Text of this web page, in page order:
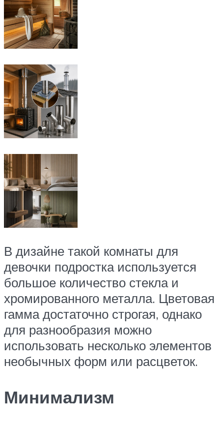
В дизайне такой комнаты для
девочки подростка используется
большое количество стекла и
хромированного металла. Цветовая
гамма достаточно строгая, однако
для разнообразия можно
использовать несколько элементов
необычных форм или расцветок.
Минимализм